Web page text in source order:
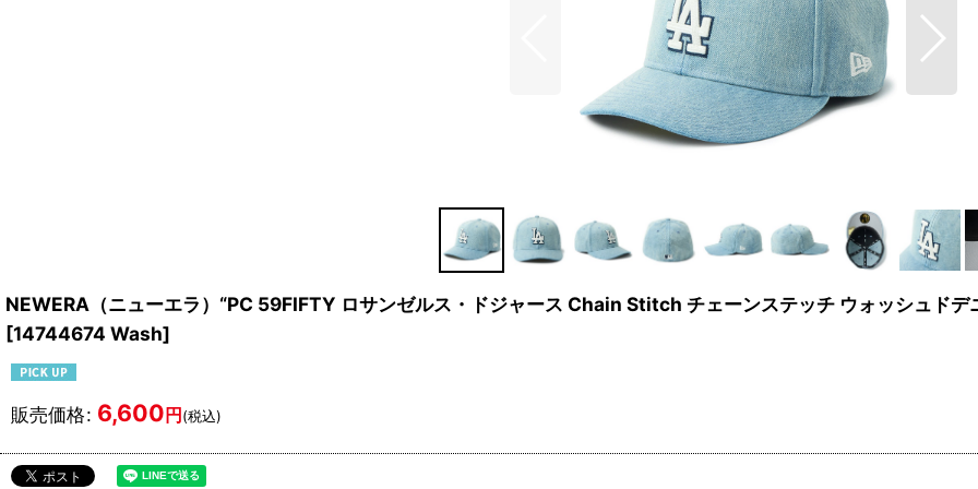
NEWERA（ニューエラ）“PC 59FIFTY ロサンゼルス・ドジャース Chain Stitch チェーンステッチ ウォッシュドデ
[14744674 Wash]
販売価格: 6,600 円 (税込)